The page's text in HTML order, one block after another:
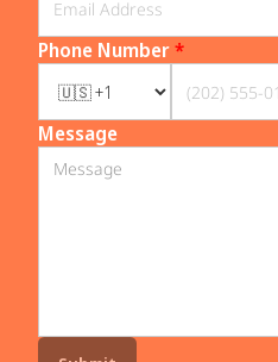
Phone Number*
Message